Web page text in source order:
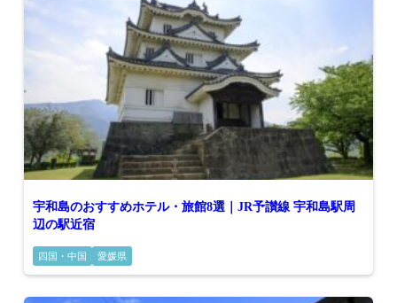
宇和島のおすすめホテル・旅館8選｜JR予讃線 宇和島駅周
辺の駅近宿
四国・中国 愛媛県